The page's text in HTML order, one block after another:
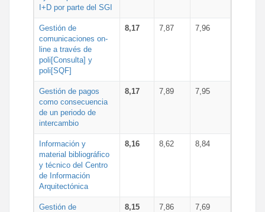
I+D por parte del SGI
Gestión de
comunicaciones on-
line a través de
poli[Consulta] y
poli[SQF]
8,17 7,87 7,96
Gestión de pagos
como consecuencia
de un periodo de
intercambio
8,17 7,89 7,95
Información y
material bibliográfico
y técnico del Centro
de Información
Arquitectónica
8,16 8,62 8,84
Gestión de
8,15 7,86 7,69